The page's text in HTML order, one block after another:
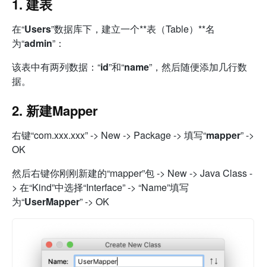
1. 建表
在“Users”数据库下，建立一个**表（Table）**名
为“admin”：
该表中有两列数据：“id”和“name”，然后随便添加几行数
据。
2. 新建Mapper
右键“com.xxx.xxx” -> New -> Package -> 填写“mapper” ->
OK
然后右键你刚刚新建的“mapper”包 -> New -> Java Class -
> 在“Kind”中选择“Interface” -> “Name”填写
为“UserMapper” -> OK